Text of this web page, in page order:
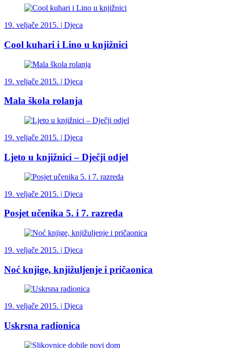
19. veljače 2015. | Djeca
Cool kuhari i Lino u knjižnici
19. veljače 2015. | Djeca
Mala škola rolanja
19. veljače 2015. | Djeca
Ljeto u knjižnici – Dječji odjel
19. veljače 2015. | Djeca
Posjet učenika 5. i 7. razreda
19. veljače 2015. | Djeca
Noć knjige, knjižuljenje i pričaonica
19. veljače 2015. | Djeca
Uskrsna radionica